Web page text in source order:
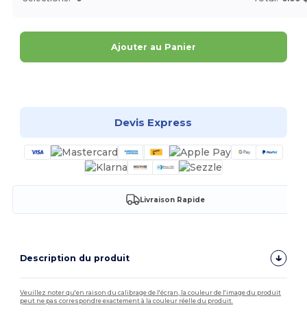
Ajouter au Panier
Devis Express
Livraison Rapide
Description du produit
Veuillez noter qu'en raison du calibrage de l'écran, la couleur de l'image du produit
peut ne pas correspondre exactement à la couleur réelle du produit.